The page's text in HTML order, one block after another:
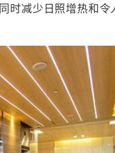
时减少日照增热和令